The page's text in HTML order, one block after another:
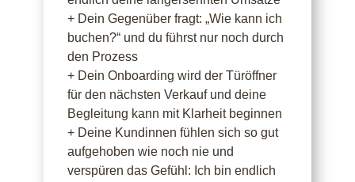
+ Dein Gegenüber fragt: „Wie kann ich
buchen?“ und du führst nur noch durch
den Prozess
+ Dein Onboarding wird der Türöffner
für den nächsten Verkauf und deine
Begleitung kann mit Klarheit beginnen
+ Deine Kundinnen fühlen sich so gut
aufgehoben wie noch nie und
verspüren das Gefühl: Ich bin endlich